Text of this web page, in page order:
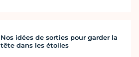
Nos idées de sorties pour garder la
tête dans les étoiles